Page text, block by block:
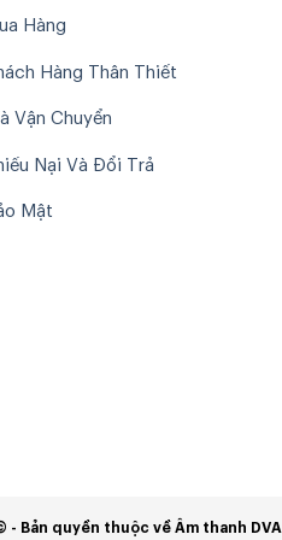
Hàng
Hàng Thân Thiết
Vận Chuyển
Nại Và Đổi Trả
Mật
Bản quyền thuộc về Âm thanh DVA